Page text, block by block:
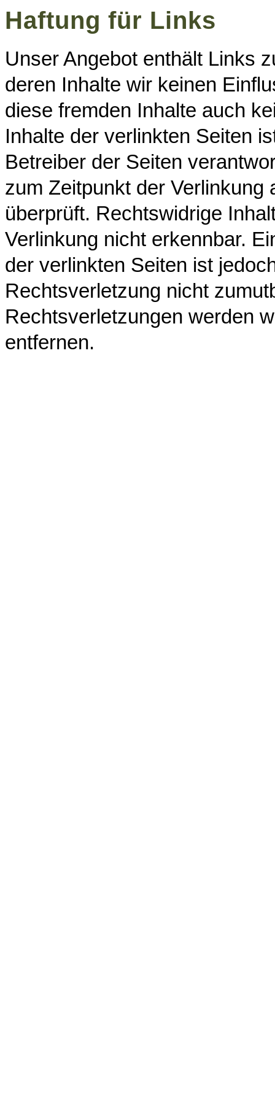
Haftung für Links
Unser Angebot enthält Links
deren Inhalte wir keinen
diese fremden Inhalte auch
Inhalte der verlinkten Seiten
Betreiber der Seiten
zum Zeitpunkt der
überprüft. Rechtswidrige
Verlinkung nicht erkennbar.
der verlinkten Seiten ist
Rechtsverletzung nicht
Rechtsverletzungen werden
entfernen.